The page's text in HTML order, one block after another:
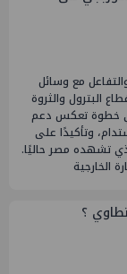
مع وسائل
البترول والثروة
في خطوة تعكس دعم
وتأكيدًا على
تشهده مصر حاليًا.
الخارجية
؟